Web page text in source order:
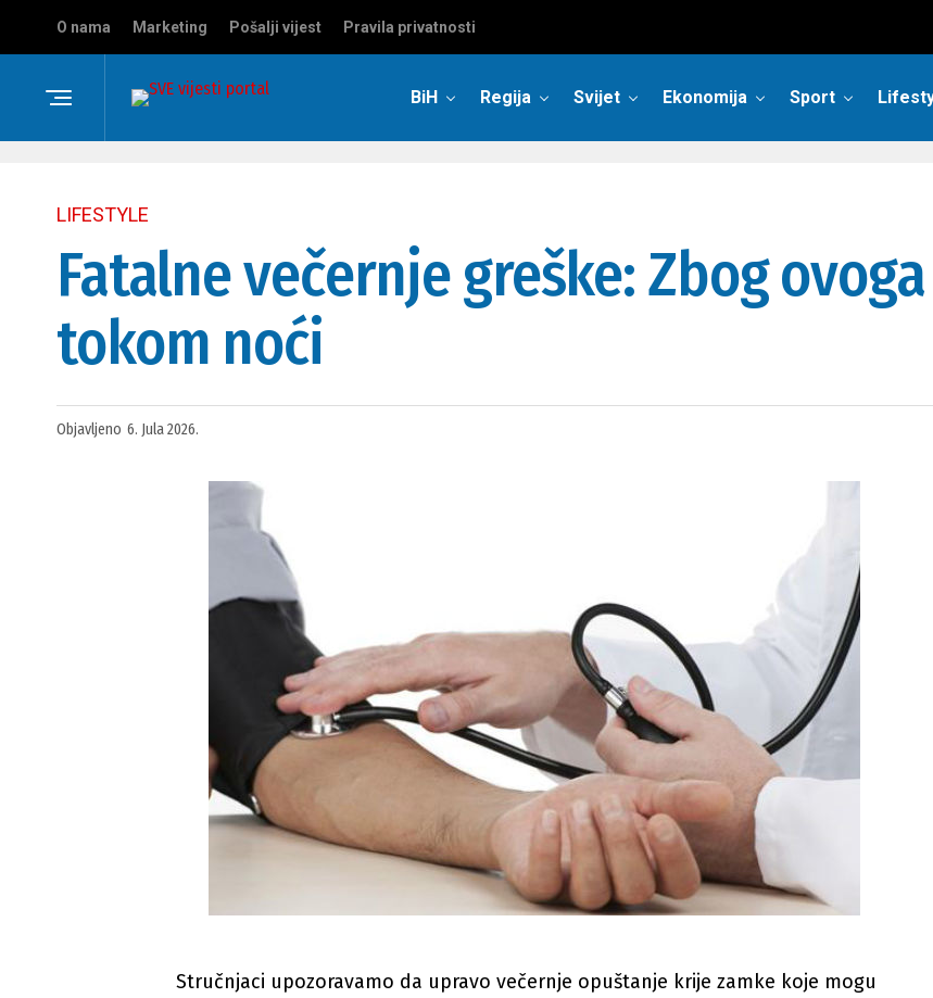
O nama Marketing Pošalji vijest Pravila privatnosti
BiH Regija Svijet Ekonomija Sport
LIFESTYLE
Fatalne večernje greške: Zbog
tokom noći
Objavljeno 6. Jula 2026.
Stručnjaci upozoravamo da upravo večernje opuštanje krije zamke koje mogu